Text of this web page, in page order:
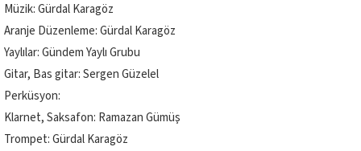
Müzik: Gürdal Karagöz
Aranje Düzenleme: Gürdal Karagöz
Yaylılar: Gündem Yaylı Grubu
Gitar, Bas gitar: Sergen Güzelel
Perküsyon:
Klarnet, Saksafon: Ramazan Gümüş
Trompet: Gürdal Karagöz